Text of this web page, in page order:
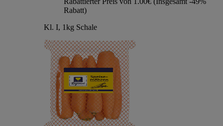
Rabatt)
Kl. I, 1kg Schale